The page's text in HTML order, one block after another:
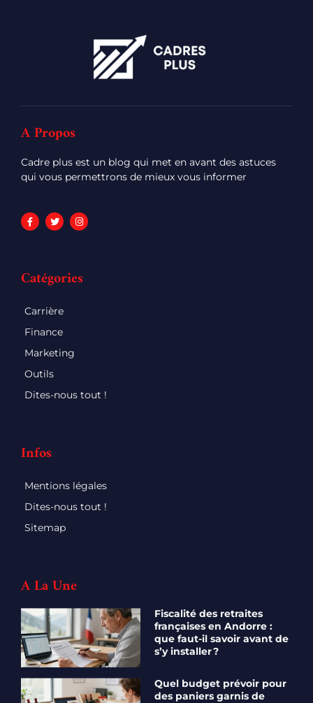
A Propos
Cadre plus est un blog qui met en avant des astuces
qui vous permettrons de mieux vous informer
Catégories
Carrière
Finance
Marketing
Outils
Dites-nous tout !
Infos
Mentions légales
Dites-nous tout !
Sitemap
A La Une
Fiscalité des retraites
françaises en Andorre :
que faut-il savoir avant de
s’y installer ?
Quel budget prévoir pour
des paniers garnis de